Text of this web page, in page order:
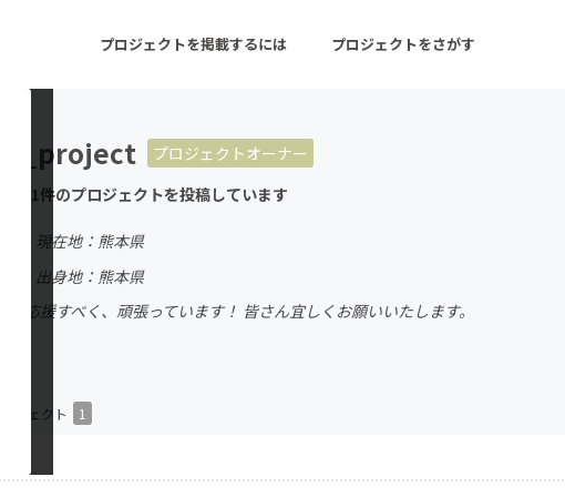
プロジェクトを掲載するには プロジェクトをさがす
のリターン 注目の新着プロジェクト
音楽
ゲーム・サービス開発 フード・飲食店
チャレンジ
プロジェクトオーナー
に1件のプロジェクトを投稿しています
現在地：熊本県
出身地：熊本県
を応援すべく、頑張っています！ 皆さん宜しくお願いいたします。
ロジェクト 1